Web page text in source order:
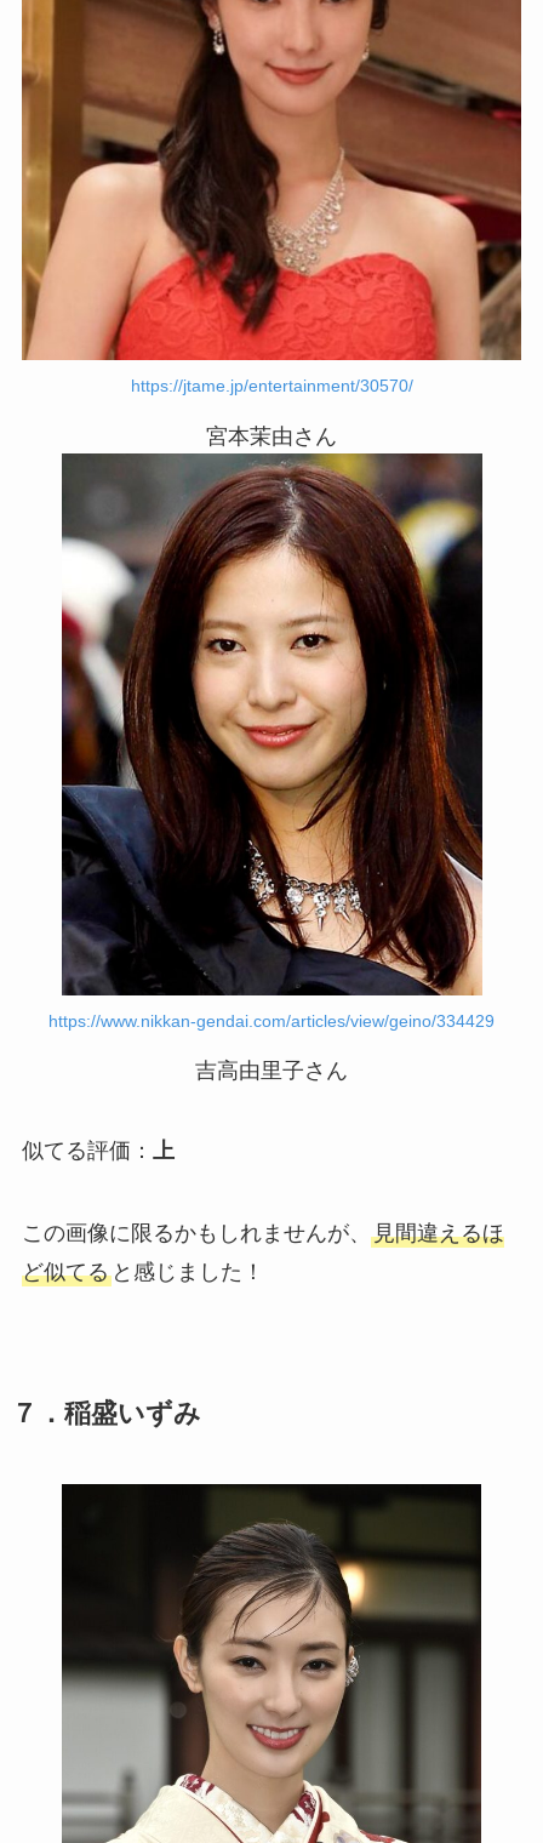
https://jtame.jp/entertainment/30570/
宮本茉由さん
https://www.nikkan-gendai.com/articles/view/geino/334429
吉高由里子さん
似てる評価： 上
この画像に限るかもしれませんが、 見間違えるほ
ど似てると感じました！
７．稲盛いずみ